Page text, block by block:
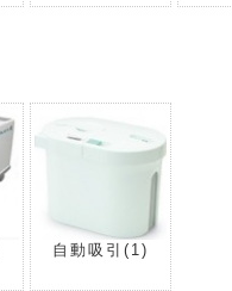
自動吸引 (1)